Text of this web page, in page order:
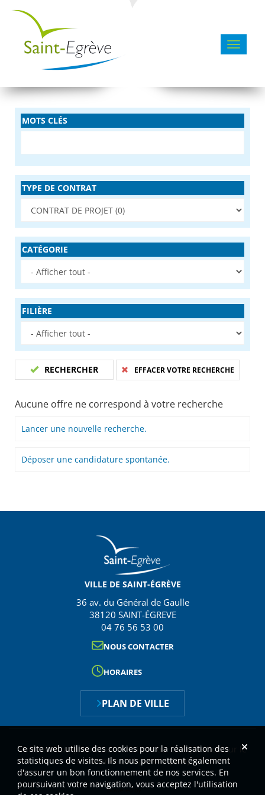
Ce site web utilise des cookies pour la réalisation des
statistiques de visites. Ils nous permettent également
d'assurer un bon fonctionnement de nos services. En
poursuivant votre navigation, vous acceptez l'utilisation
Toggle
MOTS CLÉS
TYPE DE CONTRAT
CATÉGORIE
FILIÈRE
RECHERCHER EFFACER VOTRE RECHERCHE
Aucune offre ne correspond à votre recherche
Lancer une nouvelle recherche.
Déposer une candidature spontanée.
VILLE DE SAINT-ÉGRÈVE
36 av. du Général de Gaulle
38120 SAINT-ÉGREVE
04 76 56 53 00
NOUS CONTACTER
HORAIRES
PLAN DE VILLE
Vous avez un problème technique ou une question sur le
recrutement, cliquez ici(lien).